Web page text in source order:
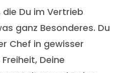
Du im Vertrieb
ganz Besonderes. Du
Chef in gewisser
Deine